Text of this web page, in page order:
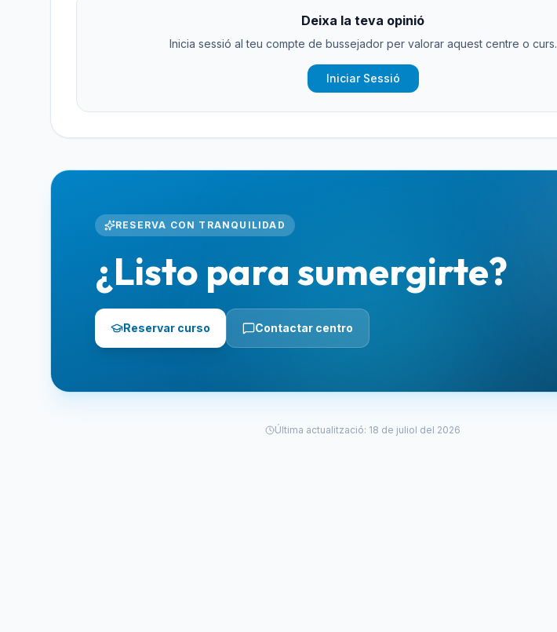
Deixa la teva opinió
Inicia sessió al teu compte de bussejador per valorar aquest centre o curs.
Iniciar Sessió
RESERVA CON TRANQUILIDAD
¿Listo para sumergirte?
Reservar curso Contactar centro
Última actualització: 18 de juliol del 2026